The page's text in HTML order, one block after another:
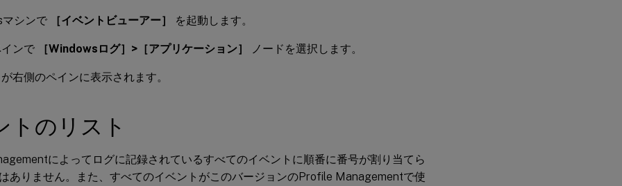
シンで ［イベントビューアー］ を起動します。
ンで ［Windowsログ］>［アプリケーション］ ノードを選択します。
右側のペインに表示されます。
トのリスト
によってログに記録されているすべてのイベントに順番に番号が割り当てら
ありません。また、すべてのイベントがこのバージョンのProfile Managementで使